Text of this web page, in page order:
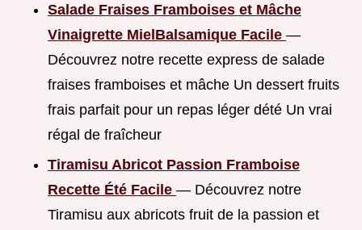
Salade Fraises Framboises et Mâche
Vinaigrette MielBalsamique Facile —
Découvrez notre recette express de salade
fraises framboises et mâche Un dessert fruits
frais parfait pour un repas léger dété Un vrai
régal de fraîcheur
Tiramisu Abricot Passion Framboise
Recette Été Facile — Découvrez notre
Tiramisu aux abricots fruit de la passion et